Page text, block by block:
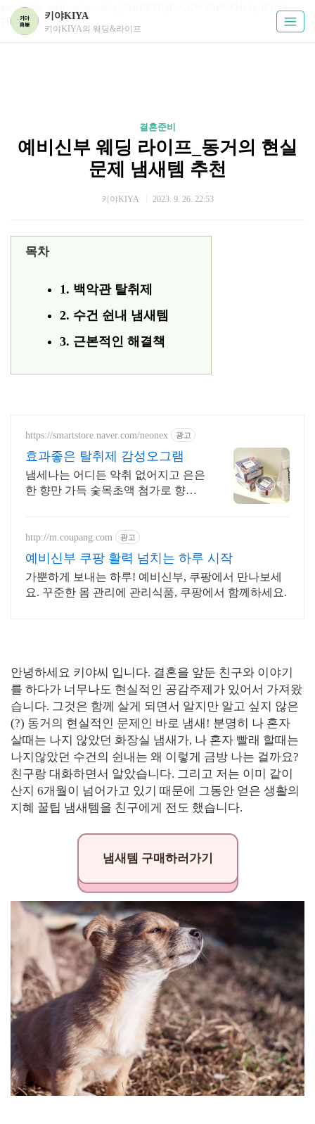
google-site-verification=ds6q_33afRKPRqPuGGWVhsW-Odv2gAFIcFe-
TKUPHos
키야KIYA
키야KIYA의 웨딩&라이프
결혼준비
예비신부 웨딩 라이프_동거의 현실
문제 냄새템 추천
키야KIYA 2023. 9. 26. 22:53
목차
1. 백악관 탈취제
2. 수건 쉰내 냄새템
3. 근본적인 해결책
https://smartstore.naver.com/neonex 광고
효과좋은 탈취제 감성오그램
냄세나는 어디든 악취 없어지고 은은
한 향만 가득 숯목초액 첨가로 향균
http://m.coupang.com 광고
예비신부 쿠팡 활력 넘치는 하루 시작
가뿐하게 보내는 하루! 예비신부, 쿠팡에서 만나보세
요. 꾸준한 몸 관리에 관리식품, 쿠팡에서 함께하세요.
안녕하세요 키야씨 입니다. 결혼을 앞둔 친구와 이야기
를 하다가 너무나도 현실적인 공감주제가 있어서 가져왔
습니다. 그것은 함께 살게 되면서 알지만 알고 싶지 않은
(?) 동거의 현실적인 문제인 바로 냄새! 분명히 나 혼자
살때는 나지 않았던 화장실 냄새가, 나 혼자 빨래 할때는
나지않았던 수건의 쉰내는 왜 이렇게 금방 나는 걸까요?
친구랑 대화하면서 알았습니다. 그리고 저는 이미 같이
산지 6개월이 넘어가고 있기 때문에 그동안 얻은 생활의
지혜 꿀팁 냄새템을 친구에게 전도 했습니다.
냄새템 구매하러가기